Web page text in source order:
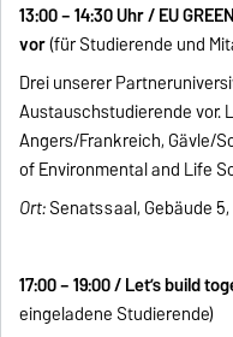
13:00 – 14:30 Uhr / EU
vor(für Studierende und
Drei unserer
Austauschstudierende vor.
Angers/Frankreich, Gävle/
of Environmental and Life
Ort:Senatssaal, Gebäude
17:00 – 19:00 / Let’s build
eingeladene Studierende)